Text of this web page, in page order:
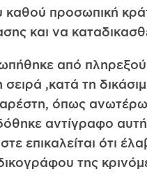
προσωπική
και να
από
,κατά τη
όπως
αντίγραφο
επικαλείται ότι
της